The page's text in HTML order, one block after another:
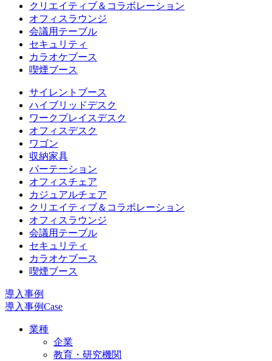
クリエイティブ＆コラボレーション
オフィスラウンジ
会議用テーブル
セキュリティ
カラオケブース
喫煙ブース
サイレントブース
ハイブリッドデスク
ワークプレイスデスク
オフィスデスク
ワゴン
収納家具
パーテーション
オフィスチェア
カジュアルチェア
クリエイティブ＆コラボレーション
オフィスラウンジ
会議用テーブル
セキュリティ
カラオケブース
喫煙ブース
導入事例
導入事例Case
業種
企業
教育・研究機関